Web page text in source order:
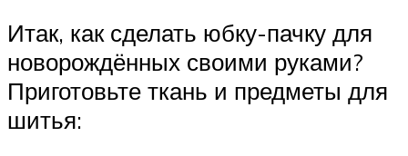
Итак, как сделать юбку-пачку для
новорождённых своими руками?
Приготовьте ткань и предметы для
шитья: